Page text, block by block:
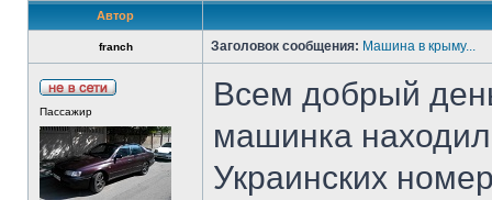
Автор
franch Заголовок сообщения: Машина в крыму...
Пассажир
Всем добрый
машинка
Украинских